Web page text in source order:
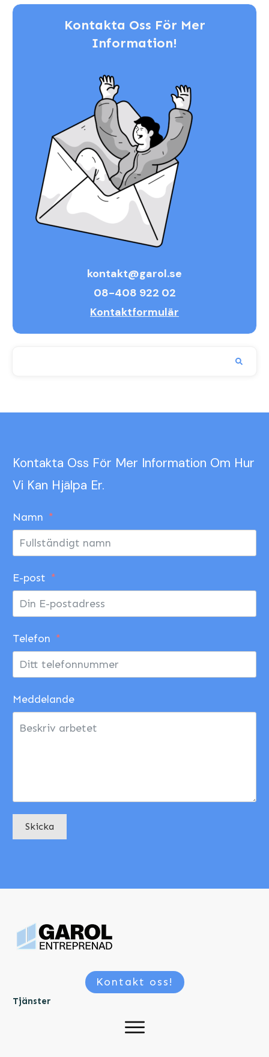
Kontakta Oss För Mer
Information!
kontakt@garol.se
08-408 922 02
Kontaktformulär
Kontakta Oss För Mer Information Om Hur
Vi Kan Hjälpa Er.
Namn
E-post
Telefon
Meddelande
Skicka
Kontakt oss!
Tjänster